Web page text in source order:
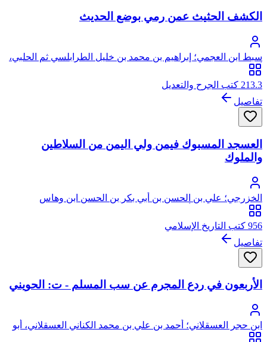
الكشف الحثيث عمن رمي بوضع الحديث
سبط ابن العجمي؛ إبراهيم بن محمد بن خليل الطرابلسي ثم الحلبي،
أبو الوفاء، برهان الدين
213.3 كتب الجرح والتعديل
تفاصيل
العسجد المسبوك فيمن ولي اليمن من السلاطين
والملوك
الخزرجي؛ علي بن الحسن بن أبي بكر بن الحسن ابن وهاس
الخزرجي الزبيدي، أبو الحسن موفق الدين
956 كتب التاريخ الإسلامي
تفاصيل
الأربعون في ردع المجرم عن سب المسلم - ت: الحويني
ابن حجر العسقلاني؛ أحمد بن علي بن محمد الكناني العسقلاني، أبو
الفضل، شهاب الدين، ابن حجر